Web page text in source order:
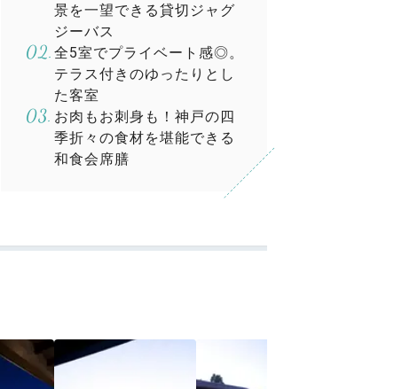
景を一望できる貸切ジャグ
ジーバス
全5室でプライベート感◎。
テラス付きのゆったりとし
た客室
お肉もお刺身も！神戸の四
季折々の食材を堪能できる
和食会席膳